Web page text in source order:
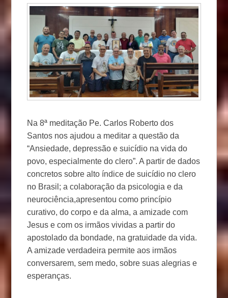
Na 8ª meditação Pe. Carlos Roberto dos
Santos nos ajudou a meditar a questão da
“Ansiedade, depressão e suicídio na vida do
povo, especialmente do clero”. A partir de dados
concretos sobre alto índice de suicídio no clero
no Brasil; a colaboração da psicologia e da
neurociência,apresentou como princípio
curativo, do corpo e da alma, a amizade com
Jesus e com os irmãos vividas a partir do
apostolado da bondade, na gratuidade da vida.
A amizade verdadeira permite aos irmãos
conversarem, sem medo, sobre suas alegrias e
esperanças.